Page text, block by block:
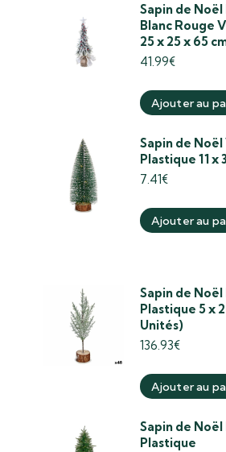
Sapin de
Blanc Rouge
25 x 25 x 65
41.99€
Ajouter au
Sapin de
Plastique 11 x
7.41€
Ajouter au
Sapin de
Plastique 5 x
Unités)
136.93€
Ajouter au
Sapin de
Plastique